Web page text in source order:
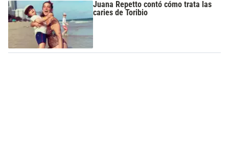
Juana Repetto contó cómo trata las
caries de Toribio